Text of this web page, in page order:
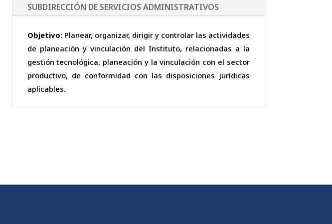
SUBDIRECCIÓN DE SERVICIOS ADMINISTRATIVOS
Objetivo:Planear, organizar, dirigir y controlar las actividades
de planeación y vinculación del Instituto, relacionadas a la
gestión tecnológica, planeación y la vinculación con el sector
productivo, de conformidad con las disposiciones jurídicas
aplicables.